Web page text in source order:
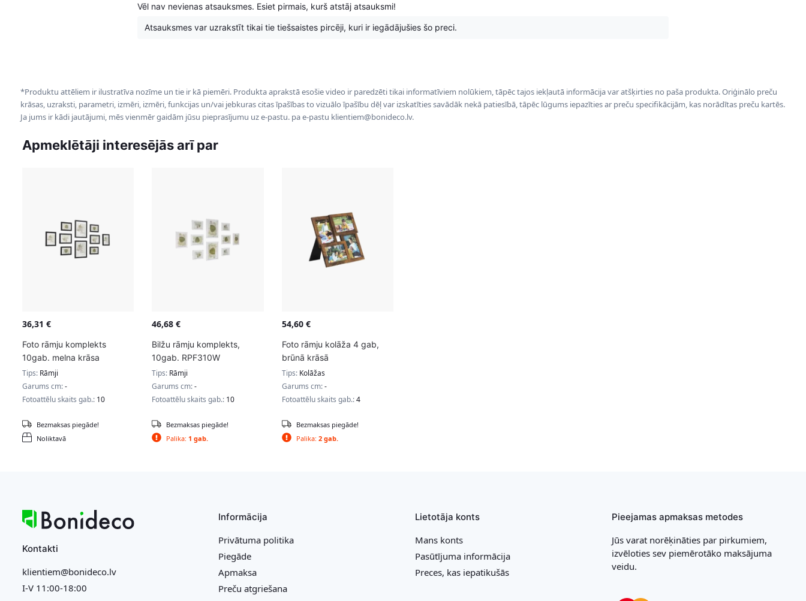
Vēl nav nevienas atsauksmes. Esiet pirmais, kurš atstāj atsauksmi!
Atsauksmes var uzrakstīt tikai tie tiešsaistes pircēji, kuri ir iegādājušies šo preci.
*Produktu attēliem ir ilustratīva nozīme un tie ir kā piemēri. Produkta aprakstā esošie video ir paredzēti tikai informatīviem nolūkiem, tāpēc tajos iekļautā informācija var atšķirties no paša produkta. Oriģinālo preču
krāsas, uzraksti, parametri, izmēri, izmēri, funkcijas un/vai jebkuras citas īpašības to vizuālo īpašību dēļ var izskatīties savādāk nekā patiesībā, tāpēc lūgums iepazīties ar preču specifikācijām, kas norādītas preču kartēs.
Ja jums ir kādi jautājumi, mēs vienmēr gaidām jūsu pieprasījumu uz e-pastu. pa e-pastu klientiem@bonideco.lv.
Apmeklētāji interesējās arī par
36,31 €
Foto rāmju komplekts
10gab. melna krāsa
Tips: Rāmji
Garums cm:-
Fotoattēlu skaits gab.: 10
Noliktavā
Bezmaksas piegāde!
46,68€
Bilžu rāmju komplekts,
10gab. RPF310W
Tips: Rāmji
Garums cm:-
Fotoattēlu skaits gab.: 10
Palika:1 gab.
Bezmaksas piegāde!
54,60 €
Foto rāmju kolāža 4 gab,
brūnā krāsā
Tips: Kolāžas
Garums cm:-
Fotoattēlu skaits gab.:4
Palika: 2 gab.
Bezmaksas piegāde!
Kontakti
klientiem@bonideco.lv
I-V 11:00-18:00
Informācija
Privātuma politika
Piegāde
Apmaksa
Preču atgriešana
Lietotāja konts
Mans konts
Pasūtījuma informācija
Preces, kas iepatikušās
Pieejamas apmaksas metodes
Jūs varat norēķināties par pirkumiem,
izvēloties sev piemērotāko maksājuma
veidu.